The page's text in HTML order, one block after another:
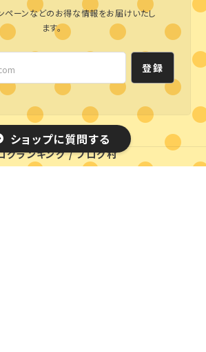
ペーンなどのお得な情報をお届けいたし
ます。
登録
グランキング/ブログ村
ショップに質問する